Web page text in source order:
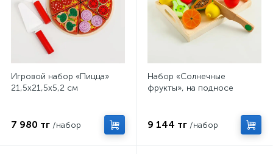
Игровой набор «Пицца»
21,5х21,5х5,2 см
7 980 тг /набор
Набор «Солнечные
фрукты», на подносе
9 144 тг /набор